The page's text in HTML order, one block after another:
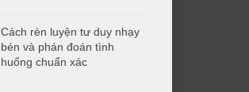
Cách rèn luyện tư duy nhạy
bén và phán đoán tình
huống chuẩn xác